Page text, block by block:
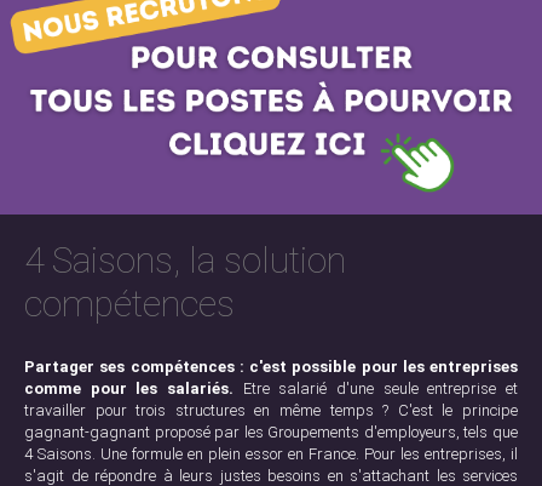
4 Saisons, la solution
compétences
Partager ses compétences : c'est possible pour les entreprises
comme pour les salariés. Etre salarié d'une seule entreprise et
travailler pour trois structures en même temps ? C'est le principe
gagnant-gagnant proposé par les Groupements d'employeurs, tels que
4 Saisons. Une formule en plein essor en France. Pour les entreprises, il
s'agit de répondre à leurs justes besoins en s'attachant les services